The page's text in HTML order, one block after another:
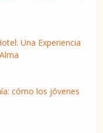
Una Experiencia
cómo los jóvenes